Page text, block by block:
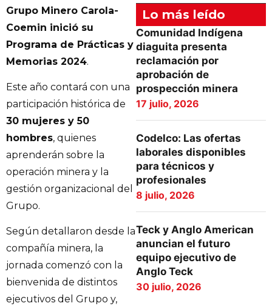
Grupo Minero Carola-
Coemin inició su
Programa de Prácticas y
Memorias 2024.
Este año contará con una
participación histórica de
30 mujeres y 50
hombres, quienes
aprenderán sobre la
operación minera y la
gestión organizacional del
Grupo.
Según detallaron desde la
compañía minera, la
jornada comenzó con la
bienvenida de distintos
ejecutivos del Grupo y,
Lo más leído
Comunidad Indígena
diaguita presenta
reclamación por
aprobación de
prospección minera
17 julio, 2026
Codelco: Las ofertas
laborales disponibles
para técnicos y
profesionales
8 julio, 2026
Teck y Anglo American
anuncian el futuro
equipo ejecutivo de
Anglo Teck
30 julio, 2026